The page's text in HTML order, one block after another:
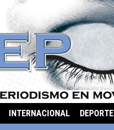
INTERNACIONAL